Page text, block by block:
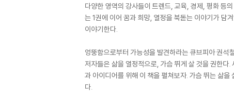
다양한 영역의 강사들이 트렌드, 교육, 경제, 평화 등의
는 1권에 이어 꿈과 희망, 열정을 북돋는 이야기가 담
이야기한다.
엉뚱함으로부터 가능성을 발견하라는 큐브피아 권석
저자들은 삶을 열정적으로, 가슴 뛰게 살 것을 권한
과 아이디어를 위해 이 책을 펼쳐보자. 가슴 뛰는 삶
다.